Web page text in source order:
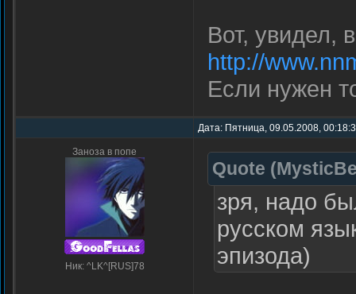
Вот, увидел,
http://
Если нужен
Дата: Пятница, 09.05.2008,
Заноза в попе
Ник: ^LK^[RUS]78
Quote (
зря, надо
русском
эпизода)